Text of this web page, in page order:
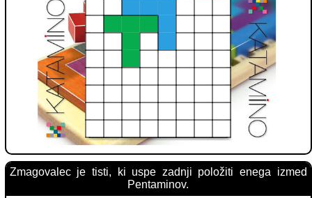
Zmagovalec je tisti, ki uspe zadnji položiti enega izmed
Pentaminov.